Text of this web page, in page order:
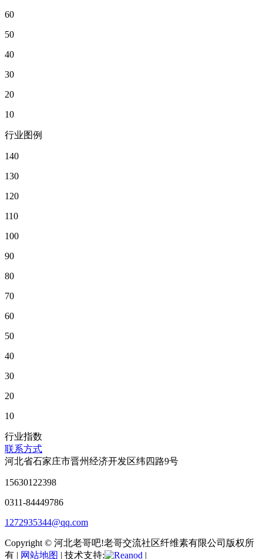
60
50
40
30
20
10
行业图例
140
130
120
110
100
90
80
70
60
50
40
30
20
10
行业指数
联系方式
河北省石家庄市晋州经济开发区纬四路9号
15630122398
0311-84449786
1272935344@qq.com
Copyright © 河北老哥吧!老哥交流社区纤维素有限公司版权所
有 | 网站地图 | 技术支持: |